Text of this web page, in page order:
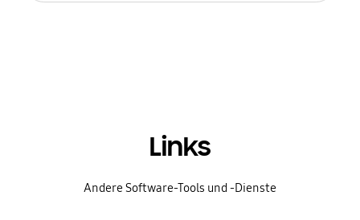
Links
Andere Software-Tools und -Dienste